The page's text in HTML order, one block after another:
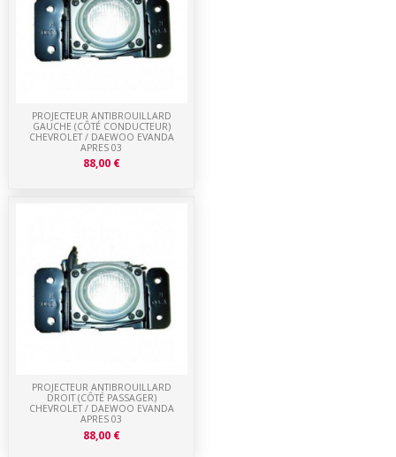
PROJECTEUR ANTIBROUILLARD
DROIT (CÔTÉ PASSAGER)
CHEVROLET / DAEWOO EVANDA
APRES 03
88,00 €
PROJECTEUR ANTIBROUILLARD
GAUCHE (CÔTÉ CONDUCTEUR)
CHEVROLET / DAEWOO EVANDA
APRES 03
88,00 €